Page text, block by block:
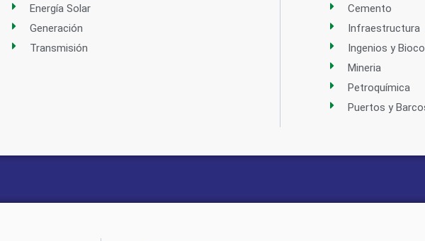
Energía Solar
Generación
Transmisión
Cemento
Infraestructura
Ingenios y
Mineria
Petroquímica
Puertos y